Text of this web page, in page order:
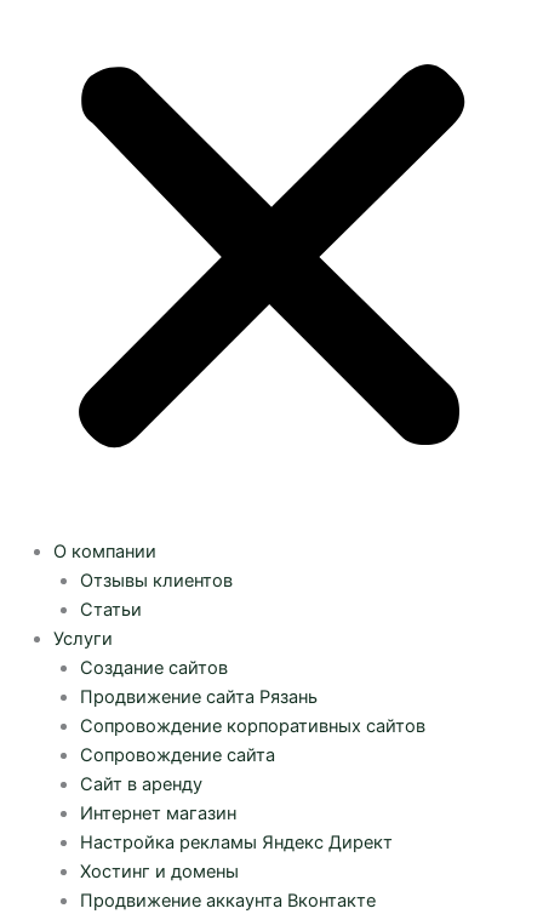
О компании
Отзывы клиентов
Статьи
Услуги
Создание сайтов
Продвижение сайта Рязань
Сопровождение корпоративных сайтов
Сопровождение сайта
Сайт в аренду
Интернет магазин
Настройка рекламы Яндекс Директ
Хостинг и домены
Продвижение аккаунта Вконтакте